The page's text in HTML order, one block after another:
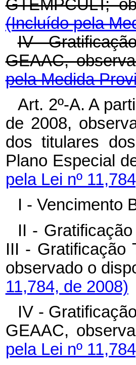
GTEMPCULT;
(Incluído pela
IV -
GEAAC,
pela Medida
Art. 2º-A. A
de 2008,
dos titulares
Plano Especial
pela Lei nº
I - Vencimento
II -
III - Gratificação
observado o
11,784, de 2008)
IV -
GEAAC,
pela Lei nº